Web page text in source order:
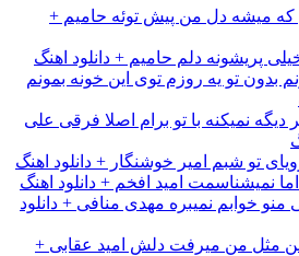
میشه دل من پیش توئه حامیم +
پریشونه دلم حامیم + دانلود اهنگ
بدون تو یه روزم توی این خونه بمونم
دیگه نمیکنه با تو برام اصلا فرقی علی
تو شبم امیر خوشنگار + دانلود اهنگ
نمیشناسمت امید افخم + دانلود اهنگ
منو خوابم نمیبره مهدی منافی + دانلود
مثل من میرفت دلش امید عقابی +